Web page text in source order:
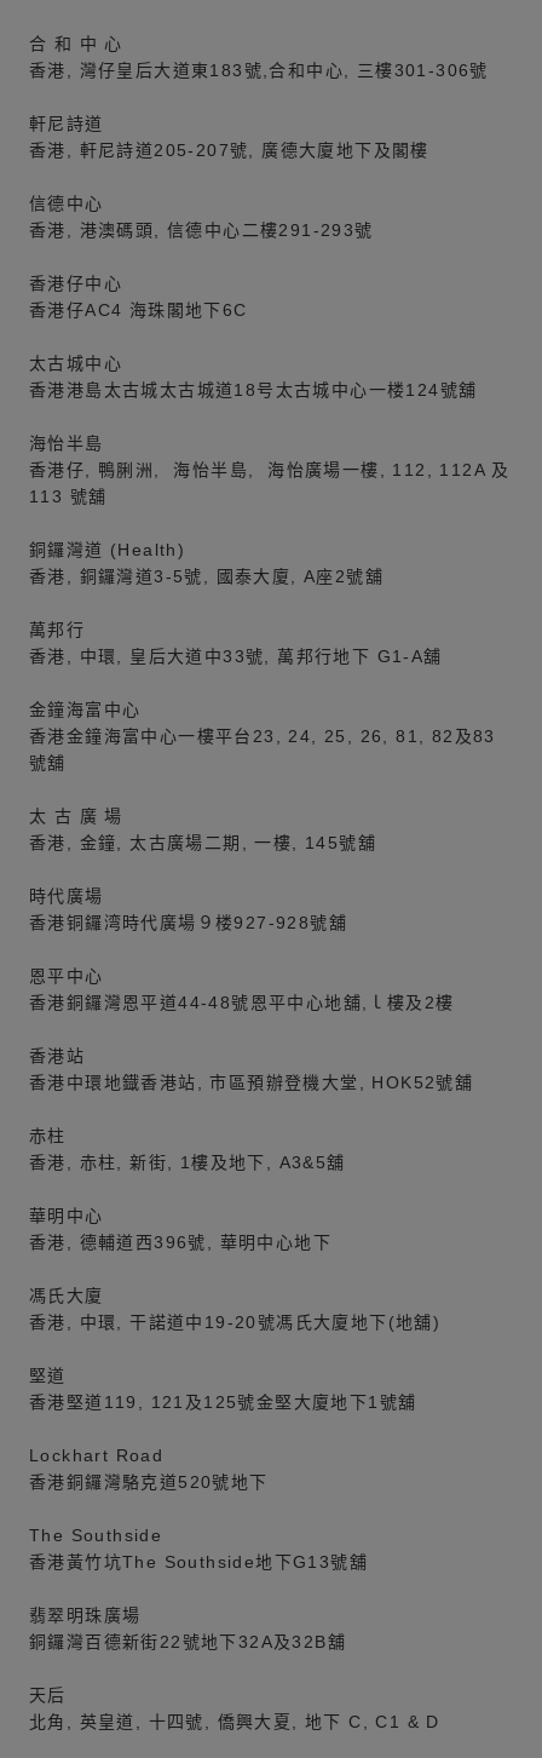
合 和 中 心
香港, 灣仔皇后大道東183號,合和中心, 三樓301-306號
軒尼詩道
香港, 軒尼詩道205-207號, 廣德大廈地下及閣樓
信德中心
香港, 港澳碼頭, 信德中心二樓291-293號
香港仔中心
香港仔AC4 海珠閣地下6C
太古城中心
香港港島太古城太古城道18号太古城中心一楼124號舖
海怡半島
香港仔, 鴨脷洲, 海怡半島, 海怡廣場一樓, 112, 112A 及
113 號舖
銅鑼灣道 (Health)
香港, 銅鑼灣道3-5號, 國泰大廈, A座2號舖
萬邦行
香港, 中環, 皇后大道中33號, 萬邦行地下 G1-A舖
金鐘海富中心
香港金鐘海富中心一樓平台23, 24, 25, 26, 81, 82及83
號舖
太 古 廣 場
香港, 金鐘, 太古廣場二期, 一樓, 145號舖
時代廣場
香港铜鑼湾時代廣場９楼927-928號舖
恩平中心
香港銅鑼灣恩平道44-48號恩平中心地舖,ｌ樓及2樓
香港站
香港中環地鐡香港站, 市區預辦登機大堂, HOK52號舖
赤柱
香港, 赤柱, 新街, 1樓及地下, A3&5舖
華明中心
香港, 德輔道西396號, 華明中心地下
馮氏大廈
香港, 中環, 干諾道中19-20號馮氏大廈地下(地舖)
堅道
香港堅道119, 121及125號金堅大廈地下1號舖
Lockhart Road
香港銅鑼灣駱克道520號地下
The Southside
香港黃竹坑The Southside地下G13號舖
翡翠明珠廣場
銅鑼灣百德新街22號地下32A及32B舖
天后
北角, 英皇道, 十四號, 僑興大夏, 地下 C, C1 & D